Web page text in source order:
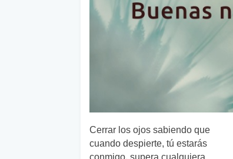
Cerrar los ojos sabiendo que
cuando despierte, tú estarás